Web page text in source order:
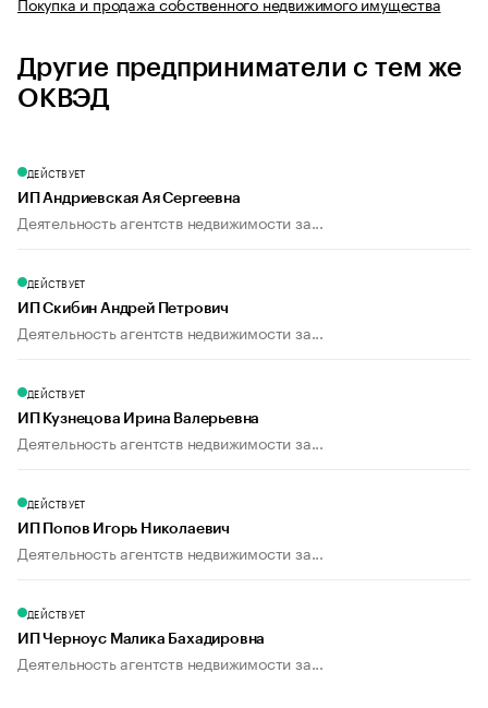
Другие предприниматели с тем же
ОКВЭД
ДЕЙСТВУЕТ
ИП Андриевская Ая Сергеевна
Деятельность агентств недвижимости за...
ДЕЙСТВУЕТ
ИП Скибин Андрей Петрович
Деятельность агентств недвижимости за...
ДЕЙСТВУЕТ
ИП Кузнецова Ирина Валерьевна
Деятельность агентств недвижимости за...
ДЕЙСТВУЕТ
ИП Попов Игорь Николаевич
Деятельность агентств недвижимости за...
ДЕЙСТВУЕТ
ИП Черноус Малика Бахадировна
Деятельность агентств недвижимости за...